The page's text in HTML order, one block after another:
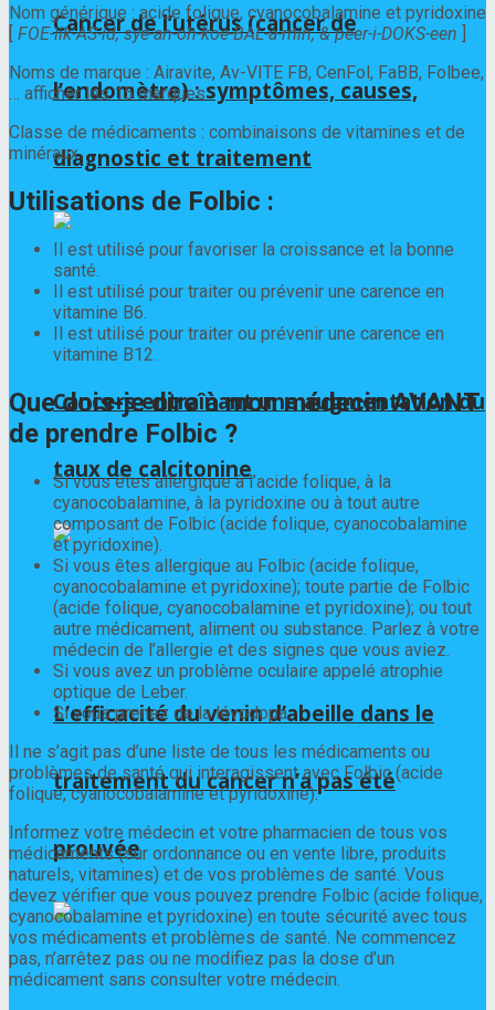
Cancer de l’utérus (cancer de
l’endomètre) : symptômes, causes,
diagnostic et traitement
Cancers entraînant une augmentation du
taux de calcitonine
L’efficacité du venin d’abeille dans le
traitement du cancer n’a pas été
prouvée
Nom générique : acide folique, cyanocobalamine et pyridoxine
[ FOE-lik-AS-id, sye-an-oh-koe-BAL-a-min, & peer-i-DOKS-een ]
Noms de marque : Airavite, Av-VITE FB, CenFol, FaBB, Folbee,
… afficher les 15 marques
Classe de médicaments : combinaisons de vitamines et de
minéraux
Utilisations de Folbic :
Il est utilisé pour favoriser la croissance et la bonne
santé.
Il est utilisé pour traiter ou prévenir une carence en
vitamine B6.
Il est utilisé pour traiter ou prévenir une carence en
vitamine B12.
Que dois-je dire à mon médecin AVANT
de prendre Folbic ?
Si vous êtes allergique à l’acide folique, à la
cyanocobalamine, à la pyridoxine ou à tout autre
composant de Folbic (acide folique, cyanocobalamine
et pyridoxine).
Si vous êtes allergique au Folbic (acide folique,
cyanocobalamine et pyridoxine); toute partie de Folbic
(acide folique, cyanocobalamine et pyridoxine); ou tout
autre médicament, aliment ou substance. Parlez à votre
médecin de l’allergie et des signes que vous aviez.
Si vous avez un problème oculaire appelé atrophie
optique de Leber.
Si vous prenez de la lévodopa.
Il ne s’agit pas d’une liste de tous les médicaments ou
problèmes de santé qui interagissent avec Folbic (acide
folique, cyanocobalamine et pyridoxine).
Informez votre médecin et votre pharmacien de tous vos
médicaments (sur ordonnance ou en vente libre, produits
naturels, vitamines) et de vos problèmes de santé. Vous
devez vérifier que vous pouvez prendre Folbic (acide folique,
cyanocobalamine et pyridoxine) en toute sécurité avec tous
vos médicaments et problèmes de santé. Ne commencez
pas, n’arrêtez pas ou ne modifiez pas la dose d’un
médicament sans consulter votre médecin.